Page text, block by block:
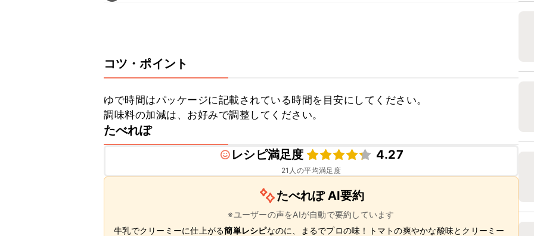
コツ・ポイント
ゆで時間はパッケージに記載されている時間を目安にしてください。
調味料の加減は、お好みで調整してください。
たべれぽ
レシピ満足度
4.27
21 人の平均満足度
たべれぽ AI要約
※ユーザーの声をAIが自動で要約しています
牛乳でクリーミーに仕上がる簡単レシピなのに、まるでプロの味！トマトの爽やかな酸味とクリーミー